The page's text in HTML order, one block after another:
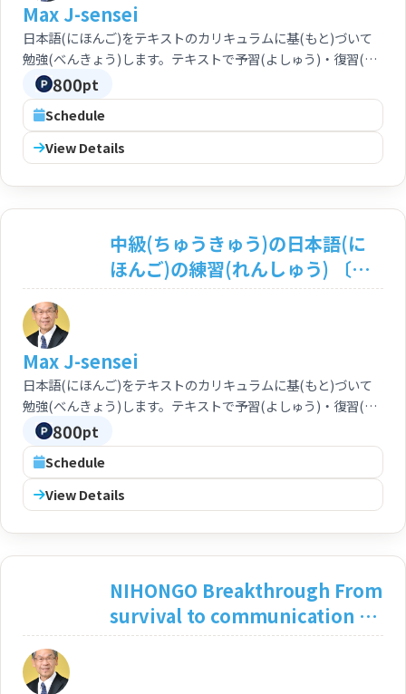
日本語(にほんご)をテキストのカリキュラムに基(もと)づいて
勉強(べんきょう)します。テキストで予習(よしゅう)・復習(ふ
くしゅう)もできます。初級(しょきゅう)から中級(ちゅうきゅ
う)まで、スムーズに学(まな)べます。 You can study
Japanese based on the curriculum of the text. Preparation
and review based on the text by yourself are feasible. You
can progress your study from basic course through
intermediate course smoothly.
Max J-sensei
800pt
Schedule
View Details
中級(ちゅうきゅう)の日本語(に
ほんご)の練習(れんしゅう) 〔中
級：N3〕 An Integrated
日本語(にほんご)をテキストのカリキュラムに基(もと)づいて
勉強(べんきょう)します。テキストで予習(よしゅう)・復習(ふ
くしゅう)もできます。中級(ちゅうきゅう)をしっかり学(まな)
べます。 You can study Japanese based on the curriculum
of the text. Preparation and review based on the text by
yourself are feasible. You can execute your study of the
intermediate course deeply and perfectly.
Max J-sensei
800pt
Schedule
View Details
NIHONGO Breakthrough From
survival to communication in
Japaneseの練習(練習) 〔初級